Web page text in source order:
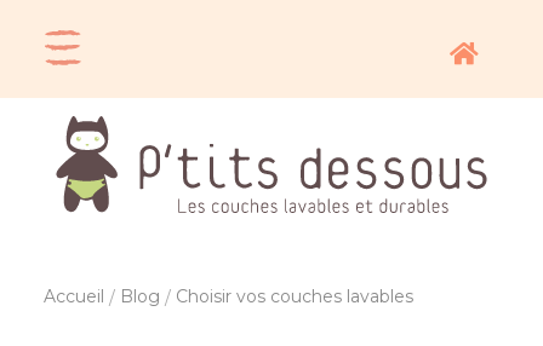
Accueil Blog Choisir vos couches lavables